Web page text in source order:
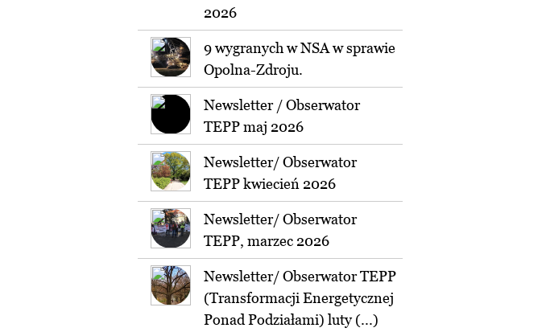
2026
9 wygranych w NSA w sprawie
Opolna-Zdroju.
Newsletter / Obserwator
TEPP maj 2026
Newsletter/ Obserwator
TEPP kwiecień 2026
Newsletter/ Obserwator
TEPP, marzec 2026
Newsletter/ Obserwator TEPP
(Transformacji Energetycznej
Ponad Podziałami) luty (...)